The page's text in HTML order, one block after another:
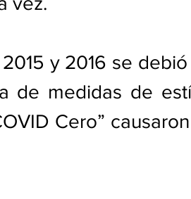
y 2016 se
de medidas de
Cero”